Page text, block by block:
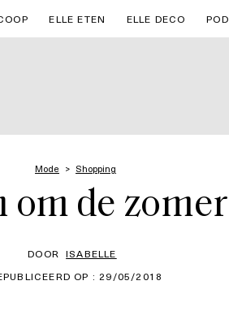
ELLE ETEN ELLE DECO
Mode Shopping
om de
DOOR ISABELLE
OP : 29/05/2018